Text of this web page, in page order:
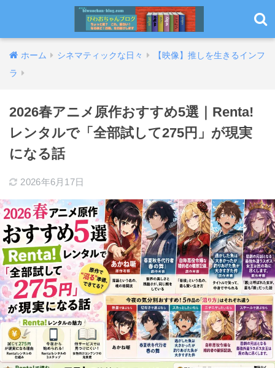
ホーム シネマティックな日々
【映像】推しを生きるインフ
ラ
2026春アニメ原作おすすめ5選｜Renta!
レンタルで「全部試して275円」が現実
になる話
2026年6月17日